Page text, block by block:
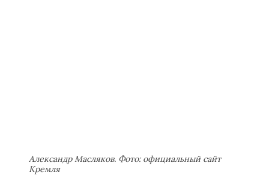
Александр Масляков. Фото: официальный сайт
Кремля